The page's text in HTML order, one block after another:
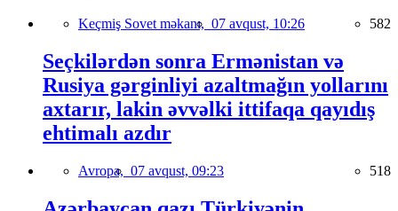
Keçmiş Sovet məkanı, 07 avqust, 10:26 582
Seçkilərdən sonra Ermənistan və
Rusiya gərginliyi azaltmağın yollarını
axtarır, lakin əvvəlki ittifaqa qayıdış
ehtimalı azdır
Avropa, 07 avqust, 09:23 518